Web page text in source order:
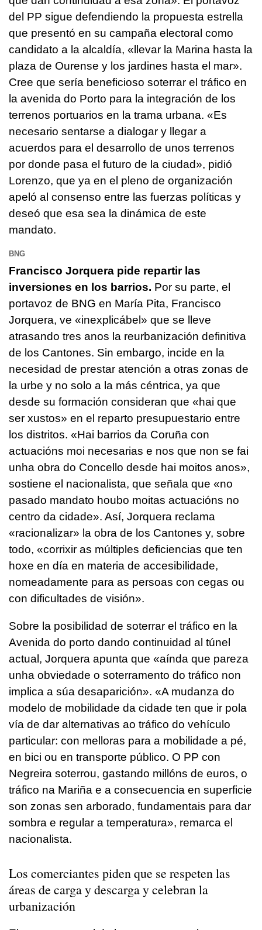
del PP sigue defendiendo la propuesta estrella
que presentó en su campaña electoral como
candidato a la alcaldía, «llevar la Marina hasta la
plaza de Ourense y los jardines hasta el mar».
Cree que sería beneficioso soterrar el tráfico en
la avenida do Porto para la integración de los
terrenos portuarios en la trama urbana. «Es
necesario sentarse a dialogar y llegar a
acuerdos para el desarrollo de unos terrenos
por donde pasa el futuro de la ciudad», pidió
Lorenzo, que ya en el pleno de organización
apeló al consenso entre las fuerzas políticas y
deseó que esa sea la dinámica de este
mandato.
BNG
Francisco Jorquera pide repartir las
inversiones en los barrios. Por su parte, el
portavoz de BNG en María Pita, Francisco
Jorquera, ve «inexplicábel» que se lleve
atrasando tres anos la reurbanización definitiva
de los Cantones. Sin embargo, incide en la
necesidad de prestar atención a otras zonas de
la urbe y no solo a la más céntrica, ya que
desde su formación consideran que «hai que
ser xustos» en el reparto presupuestario entre
los distritos. «Hai barrios da Coruña con
actuacións moi necesarias e nos que non se fai
unha obra do Concello desde hai moitos anos»,
sostiene el nacionalista, que señala que «no
pasado mandato houbo moitas actuacións no
centro da cidade». Así, Jorquera reclama
«racionalizar» la obra de los Cantones y, sobre
todo, «corrixir as múltiples deficiencias que ten
hoxe en día en materia de accesibilidade,
nomeadamente para as persoas con cegas ou
con dificultades de visión».
Sobre la posibilidad de soterrar el tráfico en la
Avenida do porto dando continuidad al túnel
actual, Jorquera apunta que «aínda que pareza
unha obviedade o soterramento do tráfico non
implica a súa desaparición». «A mudanza do
modelo de mobilidade da cidade ten que ir pola
vía de dar alternativas ao tráfico do vehículo
particular: con melloras para a mobilidade a pé,
en bici ou en transporte público. O PP con
Negreira soterrou, gastando millóns de euros, o
tráfico na Mariña e a consecuencia en superficie
son zonas sen arborado, fundamentais para dar
sombra e regular a temperatura», remarca el
nacionalista.
Los comerciantes piden que se respeten las
áreas de carga y descarga y celebran la
urbanización